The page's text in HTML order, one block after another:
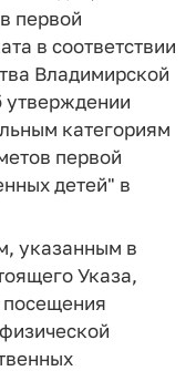
первой
в соответствии
Владимирской
утверждении
категориям
первой
детей" в
указанным в
Указа,
посещения